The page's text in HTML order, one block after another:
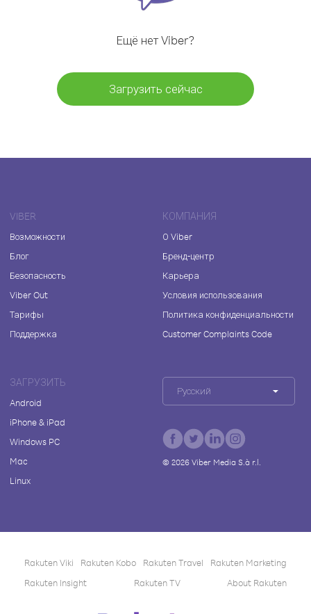
Ещё нет Viber?
Загрузить сейчас
VIBER
Возможности
Блог
Безопасность
Viber Out
Тарифы
Поддержка
КОМПАНИЯ
О Viber
Бренд-центр
Карьера
Условия использования
Политика конфиденциальности
Customer Complaints Code
ЗАГРУЗИТЬ
Android
iPhone & iPad
Windows PC
Mac
Linux
Русский
© 2026Viber Media S.à r.l.
Rakuten Viki Rakuten Kobo Rakuten Travel
Rakuten Marketing
Rakuten Insight
Rakuten TV About Rakuten